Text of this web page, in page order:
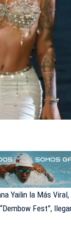
Yailin la Más
Fest”,